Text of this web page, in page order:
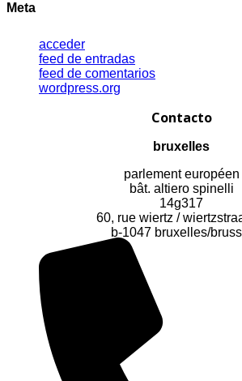
Meta
acceder
feed de entradas
feed de comentarios
wordpress.org
Contacto
bruxelles
parlement européen
bât. altiero spinelli
14g317
60, rue wiertz /
b-1047 bruxelles/